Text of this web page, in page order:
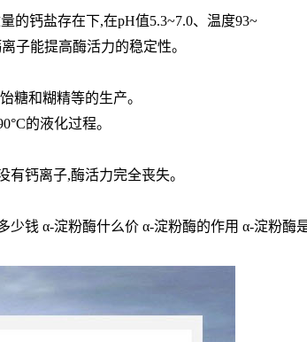
的钙盐存在下,在pH值5.3~7.0、温度93~
子能提高酶活力的稳定性。
糖和糊精等的生产。
的液化过程。
钙离子,酶活力完全丧失。
钱 α-淀粉酶什么价 α-淀粉酶的作用 α-淀粉